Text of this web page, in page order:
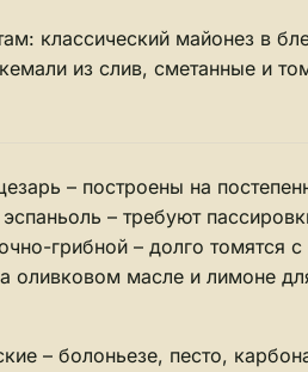
классический майонез в
из слив, сметанные и
– построены на
– требуют
грибной – долго томятся
масле и лимоне
– болоньезе, песто,